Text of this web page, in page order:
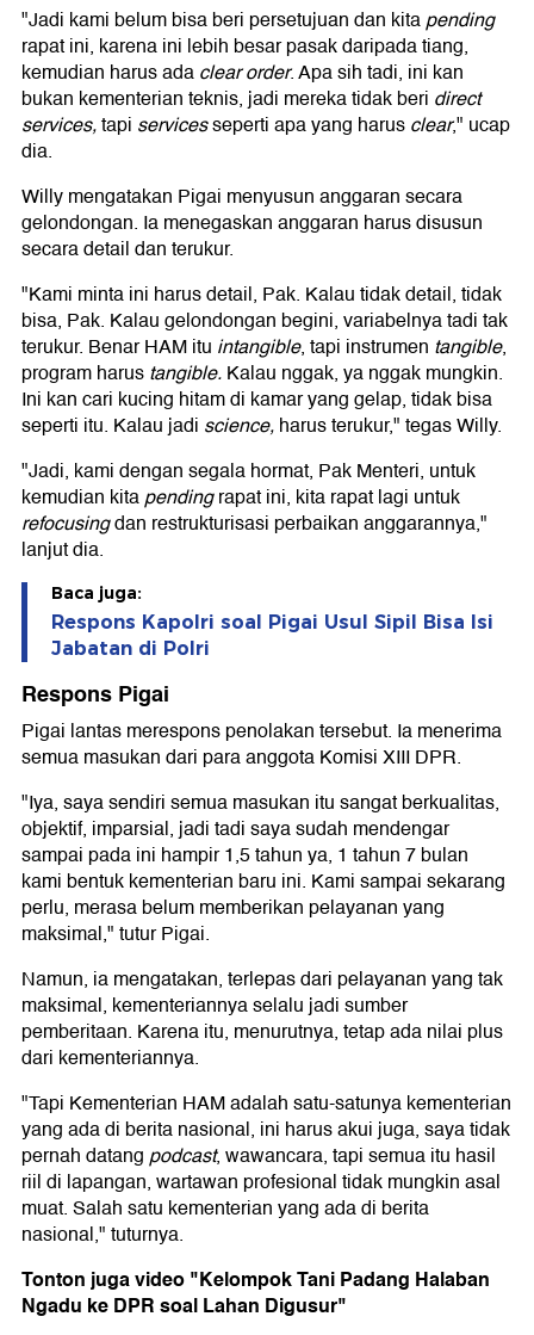
"Jadi kami belum bisa beri persetujuan dan kitapending
rapat ini, karena ini lebih besar pasak daripada tiang,
kemudian harus adaclear order. Apa sih tadi, ini kan
bukan kementerian teknis, jadi mereka tidak beri direct
services,tapi servicesseperti apa yang harusclear," ucap
dia.
Willy mengatakan Pigai menyusun anggaran secara
gelondongan. Ia menegaskan anggaran harus disusun
secara detail dan terukur.
"Kami minta ini harus detail, Pak. Kalau tidak detail, tidak
bisa, Pak. Kalau gelondongan begini, variabelnya tadi tak
terukur. Benar HAM itu intangible, tapi instrumen tangible,
program harustangible.Kalau nggak, ya nggak mungkin.
Ini kan cari kucing hitam di kamar yang gelap, tidak bisa
seperti itu. Kalau jadi science,harus terukur," tegas Willy.
"Jadi, kami dengan segala hormat, Pak Menteri, untuk
kemudian kitapendingrapat ini, kita rapat lagi untuk
refocusingdan restrukturisasi perbaikan anggarannya,"
lanjut dia.
Baca juga:
Respons Kapolri soal Pigai Usul Sipil Bisa Isi
Jabatan di Polri
Respons Pigai
Pigai lantas merespons penolakan tersebut. Ia menerima
semua masukan dari para anggota Komisi XIII DPR.
"Iya, saya sendiri semua masukan itu sangat berkualitas,
objektif, imparsial, jadi tadi saya sudah mendengar
sampai pada ini hampir 1,5 tahun ya, 1 tahun 7 bulan
kami bentuk kementerian baru ini. Kami sampai sekarang
perlu, merasa belum memberikan pelayanan yang
maksimal," tutur Pigai.
Namun, ia mengatakan, terlepas dari pelayanan yang tak
maksimal, kementeriannya selalu jadi sumber
pemberitaan. Karena itu, menurutnya, tetap ada nilai plus
dari kementeriannya.
"Tapi Kementerian HAM adalah satu-satunya kementerian
yang ada di berita nasional, ini harus akui juga, saya tidak
pernah datangpodcast, wawancara, tapi semua itu hasil
riil di lapangan, wartawan profesional tidak mungkin asal
muat. Salah satu kementerian yang ada di berita
nasional," tuturnya.
Tonton juga video "Kelompok Tani Padang Halaban
Ngadu ke DPR soal Lahan Digusur"